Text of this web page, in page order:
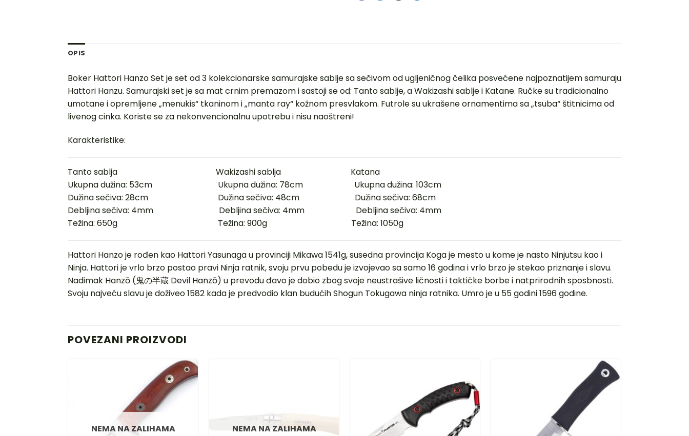
OPIS
Boker Hattori Hanzo Set je set od 3 kolekcionarske samurajske sablje sa sečivom od ugljeničnog čelika posvećene najpoznatijem samuraju
Hattori Hanzu. Samurajski set je sa mat crnim premazom i sastoji se od: Tanto sablje, a Wakizashi sablje i Katane. Ručke su tradicionalno
umotane i opremljene „menukis“ tkaninom i „manta ray“ kožnom presvlakom. Futrole su ukrašene ornamentima sa „tsuba“ štitnicima od
livenog cinka. Koriste se za nekonvencionalnu upotrebu i nisu naoštreni!
Karakteristike:
Tanto sablja Wakizashi sablja Katana
Ukupna dužina: 53cm Ukupna dužina: 78cm Ukupna dužina: 103cm
Dužina sečiva: 28cm Dužina sečiva: 48cm Dužina sečiva: 68cm
Debljina sečiva: 4mm Debljina sečiva: 4mm Debljina sečiva: 4mm
Težina: 650g Težina: 900g Težina: 1050g
Hattori Hanzo je rođen kao Hattori Yasunaga u provinciji Mikawa 1541g, susedna provincija Koga je mesto u kome je nasto Ninjutsu kao i
Ninja. Hattori je vrlo brzo postao pravi Ninja ratnik, svoju prvu pobedu je izvojevao sa samo 16 godina i vrlo brzo je stekao priznanje i slavu.
Nadimak Hanzō (鬼の半蔵 Devil Hanzō) u prevodu đavo je dobio zbog svoje neustrašive ličnosti i taktičke borbe i natprirodnih sposbnosti.
Svoju najveću slavu je doživeo 1582 kada je predvodio klan budućih Shogun Tokugawa ninja ratnika. Umro je u 55 godini 1596 godine.
POVEZANI PROIZVODI
DODAJ
LISTU
ŽELJA
NEMA NA ZALIHAMA
LISTU
ŽELJA
NEMA NA ZALIHAMA
DODAJ
LISTU
ŽELJA
DODAJ